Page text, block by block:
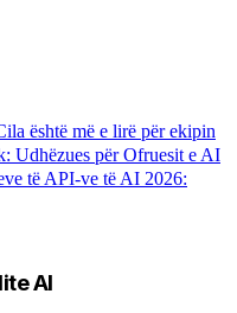
është më e lirë për ekipin
Udhëzues për Ofruesit e AI
të API-ve të AI 2026:
AI